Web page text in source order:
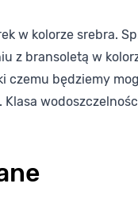
w kolorze srebra.
z bransoletą w
czemu będziemy